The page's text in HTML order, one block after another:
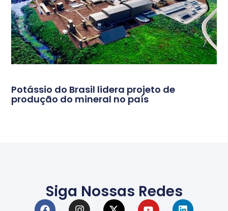
Potássio do Brasil lidera projeto de
produção do mineral no país
Siga Nossas Redes